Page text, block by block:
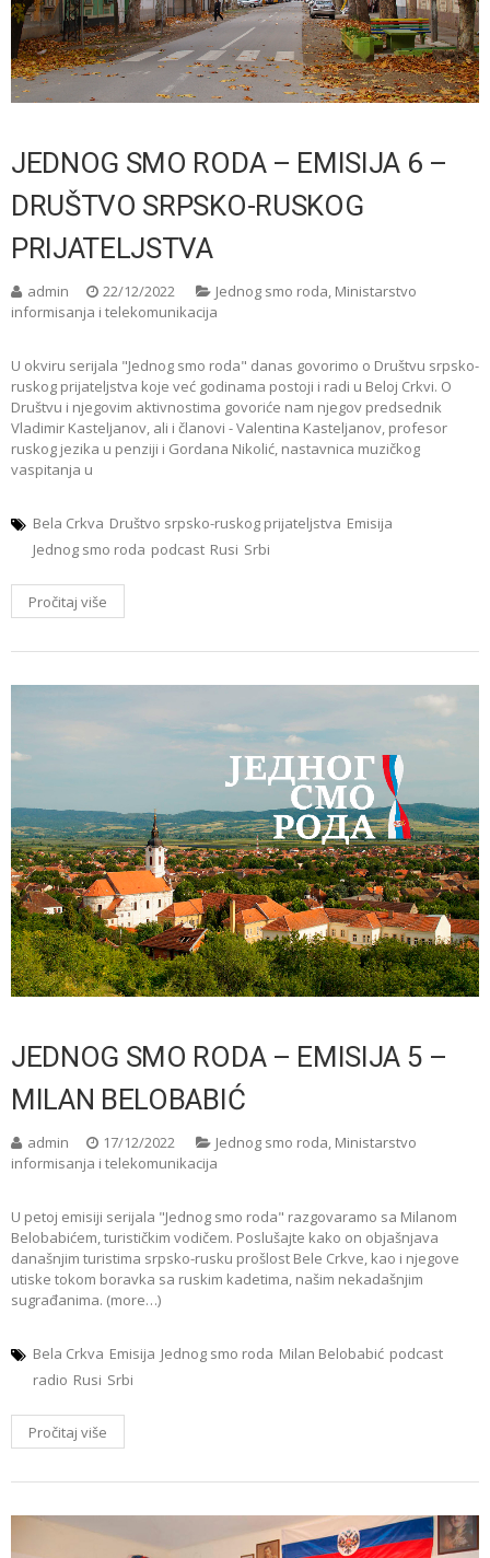
JEDNOG SMO RODA – EMISIJA 6 –
DRUŠTVO SRPSKO-RUSKOG
PRIJATELJSTVA
admin 22/12/2022 Jednog smo roda, Ministarstvo
informisanja i telekomunikacija
U okviru serijala "Jednog smo roda" danas govorimo o Društvu srpsko-
ruskog prijateljstva koje već godinama postoji i radi u Beloj Crkvi. O
Društvu i njegovim aktivnostima govoriće nam njegov predsednik
Vladimir Kasteljanov, ali i članovi - Valentina Kasteljanov, profesor
ruskog jezika u penziji i Gordana Nikolić, nastavnica muzičkog
vaspitanja u
Bela Crkva Društvo srpsko-ruskog prijateljstva Emisija
Jednog smo roda podcast Rusi Srbi
Pročitaj više
JEDNOG SMO RODA – EMISIJA 5 –
MILAN BELOBABIĆ
admin 17/12/2022 Jednog smo roda, Ministarstvo
informisanja i telekomunikacija
U petoj emisiji serijala "Jednog smo roda" razgovaramo sa Milanom
Belobabićem, turističkim vodičem. Poslušajte kako on objašnjava
današnjim turistima srpsko-rusku prošlost Bele Crkve, kao i njegove
utiske tokom boravka sa ruskim kadetima, našim nekadašnjim
sugrađanima. (more…)
Bela Crkva Emisija Jednog smo roda Milan Belobabić podcast
radio Rusi Srbi
Pročitaj više